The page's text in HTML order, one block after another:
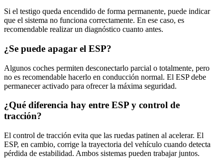
Si el testigo queda encendido de forma permanente, puede indicar
que el sistema no funciona correctamente. En ese caso, es
recomendable realizar un diagnóstico cuanto antes.
¿Se puede apagar el ESP?
Algunos coches permiten desconectarlo parcial o totalmente, pero
no es recomendable hacerlo en conducción normal. El ESP debe
permanecer activado para ofrecer la máxima seguridad.
¿Qué diferencia hay entre ESP y control de
tracción?
El control de tracción evita que las ruedas patinen al acelerar. El
ESP, en cambio, corrige la trayectoria del vehículo cuando detecta
pérdida de estabilidad. Ambos sistemas pueden trabajar juntos.